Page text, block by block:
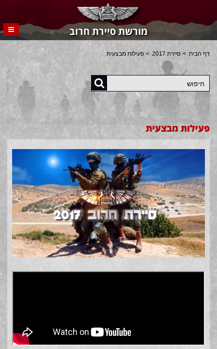
מורשת סיירת חרוב
דף הבית סיירת 2017 פעילות מבצעית
חיפוש
פעילות מבצעית